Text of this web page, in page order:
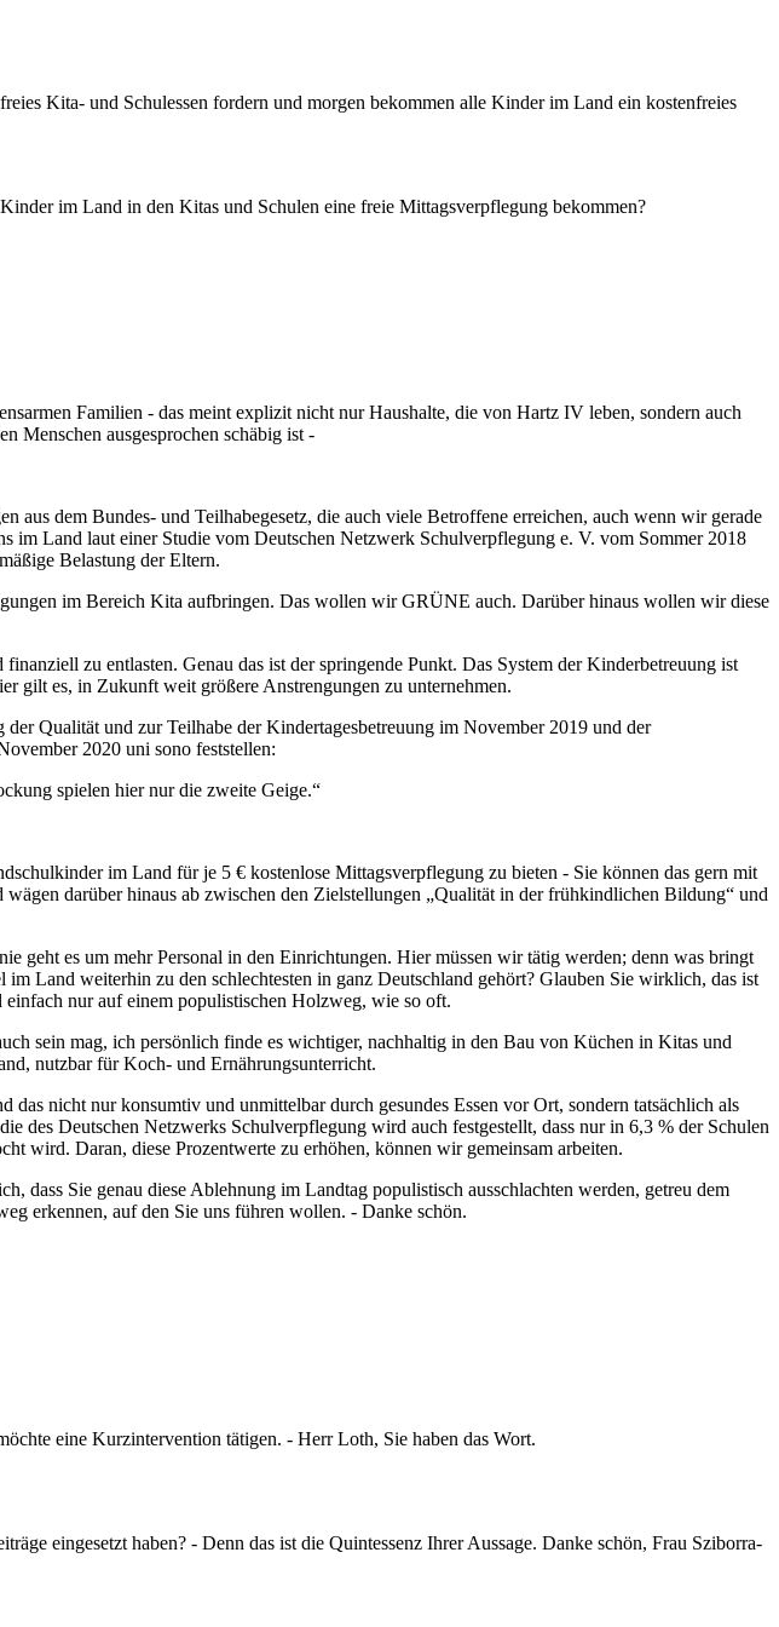
Kita- und Schulessen fordern und morgen bekommen alle Kinder im Land ein kostenfreies
im Land in den Kitas und Schulen eine freie Mittagsverpflegung bekommen?
Familien - das meint explizit nicht nur Haushalte, die von Hartz IV leben, sondern auch
Menschen ausgesprochen schäbig ist -
dem Bundes- und Teilhabegesetz, die auch viele Betroffene erreichen, auch wenn wir gerade
im Land laut einer Studie vom Deutschen Netzwerk Schulverpflegung e. V. vom Sommer 2018
Belastung der Eltern.
im Bereich Kita aufbringen. Das wollen wir GRÜNE auch. Darüber hinaus wollen wir diese
zu entlasten. Genau das ist der springende Punkt. Das System der Kinderbetreuung ist
gilt es, in Zukunft weit größere Anstrengungen zu unternehmen.
Qualität und zur Teilhabe der Kindertagesbetreuung im November 2019 und der
2020 uni sono feststellen:
spielen hier nur die zweite Geige.“
im Land für je 5 € kostenlose Mittagsverpflegung zu bieten - Sie können das gern mit
darüber hinaus ab zwischen den Zielstellungen „Qualität in der frühkindlichen Bildung“ und
geht es um mehr Personal in den Einrichtungen. Hier müssen wir tätig werden; denn was bringt
Land weiterhin zu den schlechtesten in ganz Deutschland gehört? Glauben Sie wirklich, das ist
nur auf einem populistischen Holzweg, wie so oft.
sein mag, ich persönlich finde es wichtiger, nachhaltig in den Bau von Küchen in Kitas und
nutzbar für Koch- und Ernährungsunterricht.
nicht nur konsumtiv und unmittelbar durch gesundes Essen vor Ort, sondern tatsächlich als
des Deutschen Netzwerks Schulverpflegung wird auch festgestellt, dass nur in 6,3 % der Schulen
wird. Daran, diese Prozentwerte zu erhöhen, können wir gemeinsam arbeiten.
dass Sie genau diese Ablehnung im Landtag populistisch ausschlachten werden, getreu dem
erkennen, auf den Sie uns führen wollen. - Danke schön.
eine Kurzintervention tätigen. - Herr Loth, Sie haben das Wort.
eingesetzt haben? - Denn das ist die Quintessenz Ihrer Aussage. Danke schön, Frau Sziborra-